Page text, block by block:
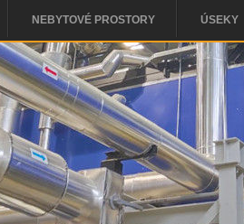
NEBYTOVÉ PROSTORY ÚSEKY